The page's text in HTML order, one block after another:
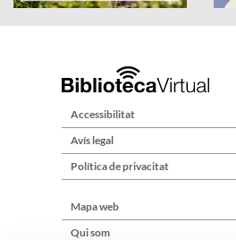
Accessibilitat
Avís legal
Política de privacitat
Mapa web
Qui som